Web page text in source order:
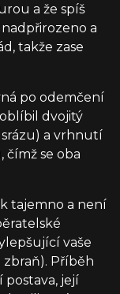
a že spíš
a
takže zase
po odemčení
dvojitý
a vrhnutí
se oba
tajemno a není
vaše
Příběh
postava, její